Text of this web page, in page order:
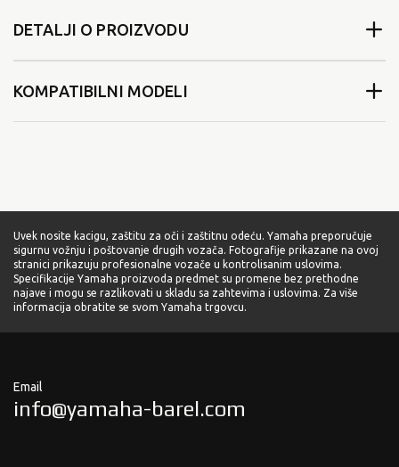
DETALJI O PROIZVODU
KOMPATIBILNI MODELI
Uvek nosite kacigu, zaštitu za oči i zaštitnu odeću. Yamaha preporučuje
sigurnu vožnju i poštovanje drugih vozača. Fotografije prikazane na ovoj
stranici prikazuju profesionalne vozače u kontrolisanim uslovima.
Specifikacije Yamaha proizvoda predmet su promene bez prethodne
najave i mogu se razlikovati u skladu sa zahtevima i uslovima. Za više
informacija obratite se svom Yamaha trgovcu.
Email
info@yamaha-barel.com